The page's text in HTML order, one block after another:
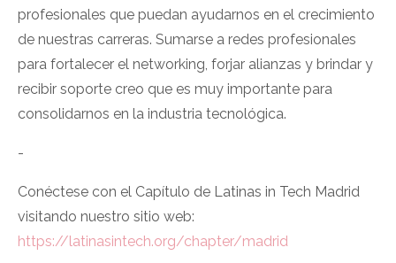
profesionales que puedan ayudarnos en el crecimiento
de nuestras carreras. Sumarse a redes profesionales
para fortalecer el networking, forjar alianzas y brindar y
recibir soporte creo que es muy importante para
consolidarnos en la industria tecnológica.
-
Conéctese con el Capítulo de Latinas in Tech Madrid
visitando nuestro sitio web:
https://latinasintech.org/chapter/madrid